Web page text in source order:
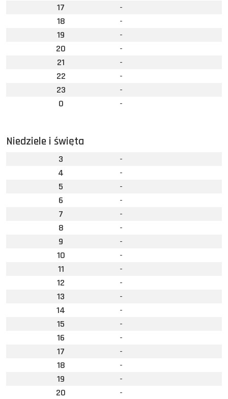
17
-
18
-
19
-
20
-
21
-
22
-
23
-
0
-
Niedziele i święta
3
-
4
-
5
-
6
-
7
-
8
-
9
-
10
-
11
-
12
-
13
-
14
-
15
-
16
-
17
-
18
-
19
-
20
-